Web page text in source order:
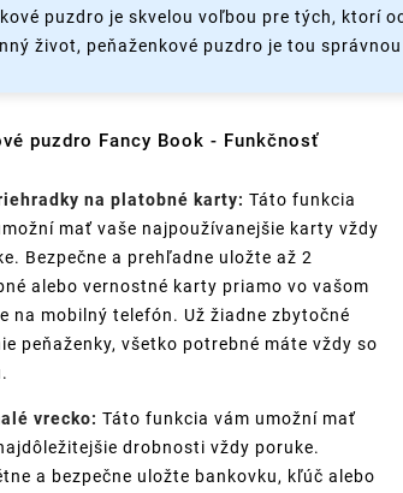
puzdro je skvelou voľbou pre tých, ktorí
život, peňaženkové puzdro je tou
puzdro Fancy Book - Funkčnosť
na platobné karty: Táto funkcia
mať vaše najpoužívanejšie karty vždy
Bezpečne a prehľadne uložte až 2
alebo vernostné karty priamo vo vašom
na mobilný telefón. Už žiadne zbytočné
peňaženky, všetko potrebné máte vždy so
vrecko: Táto funkcia vám umožní mať
drobnosti vždy poruke.
a bezpečne uložte bankovku, kľúč alebo